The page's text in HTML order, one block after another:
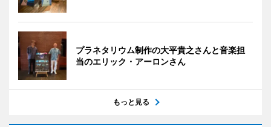
プラネタリウム制作の大平貴之さんと音楽担
当のエリック・アーロンさん
もっと見る